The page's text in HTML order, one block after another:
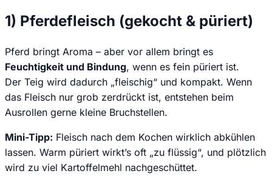
1) Pferdefleisch (gekocht & püriert)
Pferd bringt Aroma – aber vor allem bringt es
Feuchtigkeit und Bindung, wenn es fein püriert ist.
Der Teig wird dadurch „fleischig“ und kompakt. Wenn
das Fleisch nur grob zerdrückt ist, entstehen beim
Ausrollen gerne kleine Bruchstellen.
Mini-Tipp: Fleisch nach dem Kochen wirklich abkühlen
lassen. Warm püriert wirkt’s oft „zu flüssig“, und plötzlich
wird zu viel Kartoffelmehl nachgeschüttet.